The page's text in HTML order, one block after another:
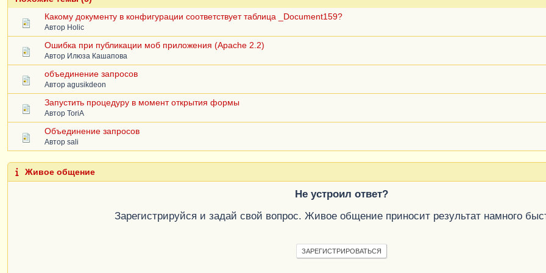
Какому документу в конфигурации соответствует таблица _Document159?
Автор Holic
Ошибка при публикации моб приложения (Apache 2.2)
Автор Илюза Кашапова
объединение запросов
Автор agusikdeon
Запустить процедуру в момент открытия формы
Автор ToriA
Объединение запросов
Автор sali
Живое общение
Не устроил ответ?
Зарегистрируйся и задай свой вопрос. Живое общение приносит результат намного
ЗАРЕГИСТРИРОВАТЬСЯ